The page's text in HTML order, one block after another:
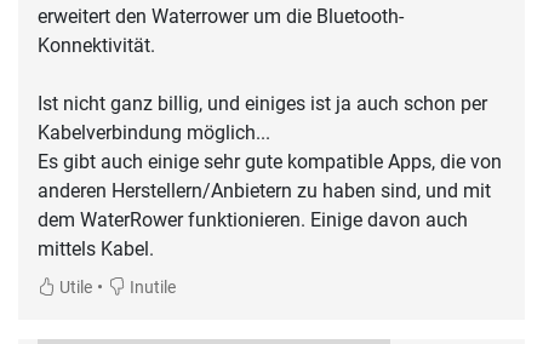
erweitert den Waterrower um die Bluetooth-
Konnektivität.
Ist nicht ganz billig, und einiges ist ja auch schon per
Kabelverbindung möglich...
Es gibt auch einige sehr gute kompatible Apps, die von
anderen Herstellern/Anbietern zu haben sind, und mit
dem WaterRower funktionieren. Einige davon auch
mittels Kabel.
Utile • Inutile